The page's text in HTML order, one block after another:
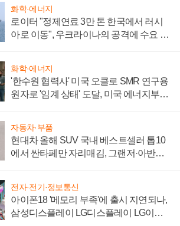
화학·에너지
로이터 "정제연료 3만 톤 한국에서 러시
아로 이동", 우크라이나의 공격에 수요 늘
화학·에너지
'한수원 협력사' 미국 오클로 SMR 연구용
원자로 '임계 상태' 도달, 미국 에너지부
자동차·부품
현대차 올해 SUV 국내 베스트셀러 톱10
에서 싼타페만 자리매김, 그랜저·아반떼
전자·전기·정보통신
아이폰18 '메모리 부족'에 출시 지연되나,
삼성디스플레이 LG디스플레이 LG이노